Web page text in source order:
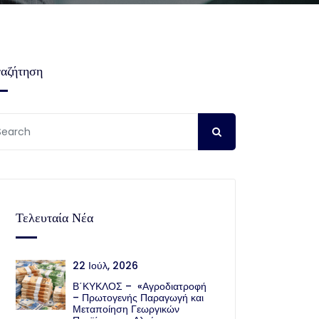
Τελευταία Νέα
22 Ιούλ, 2026
Β΄ΚΥΚΛΟΣ – «Αγροδιατροφή
– Πρωτογενής Παραγωγή και
Μεταποίηση Γεωργικών